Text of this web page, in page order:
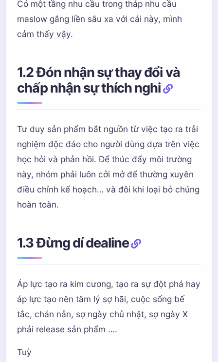
Có một tầng nhu cầu trong tháp nhu cầu
maslow gắng liền sâu xa với cái này, mình
cảm thấy vậy.
1.2 Đón nhận sự thay đổi và
chấp nhận sự thích nghi
Tư duy sản phẩm bắt nguồn từ việc tạo ra trải
nghiệm độc đáo cho người dùng dựa trên việc
học hỏi và phản hồi. Để thúc đẩy môi trường
này, nhóm phải luôn cởi mở để thường xuyên
điều chỉnh kế hoạch… và đôi khi loại bỏ chúng
hoàn toàn.
1.3 Đừng dí dealine
Áp lực tạo ra kim cương, tạo ra sự đột phá hay
áp lực tạo nên tâm lý sợ hãi, cuộc sống bế
tắc, chán nản, sợ ngày chủ nhật, sợ ngày X
phải release sản phẩm ….
Tuỳ